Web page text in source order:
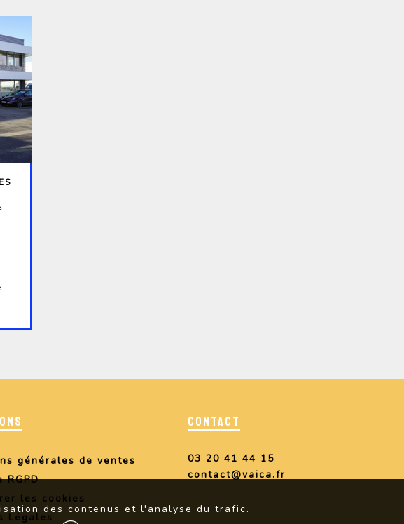
générales de ventes
RGPD
les cookies
Légales
CONTACT
03 20 41 44 15
contact@vaica.fr
des contenus et l'analyse du trafic.